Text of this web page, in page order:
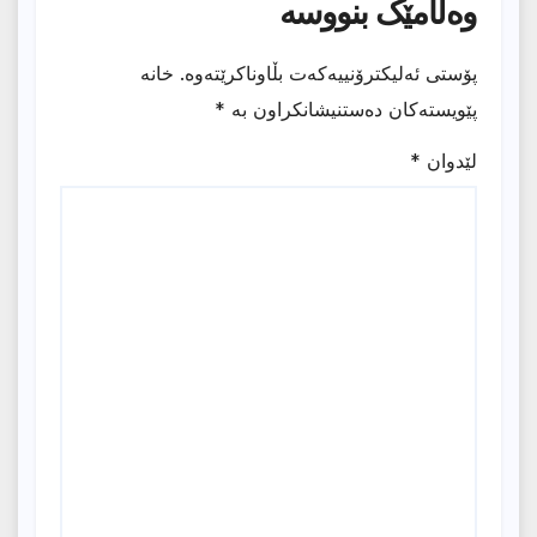
وەڵامێک بنووسە
پۆستی ئەلیکترۆنییەکەت بڵاوناکرێتەوە. خانە
پێویستەکان دەستنیشانکراون بە *
لێدوان *